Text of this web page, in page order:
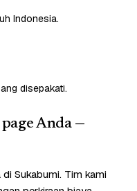
Indonesia.
disepakati.
Anda —
Sukabumi. Tim kami